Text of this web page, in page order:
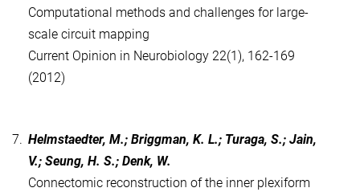
Computational methods and challenges for large-
scale circuit mapping
Current Opinion in Neurobiology 22(1), 162-169
(2012)
7. Helmstaedter, M.; Briggman, K. L.; Turaga, S.; Jain,
V.; Seung, H. S.; Denk, W.
Connectomic reconstruction of the inner plexiform